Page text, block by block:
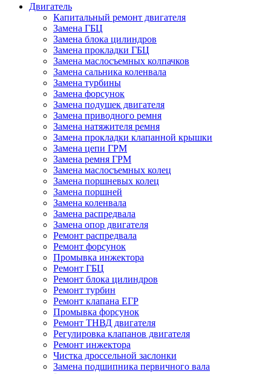
Двигатель
Капитальный ремонт двигателя
Замена ГБЦ
Замена блока цилиндров
Замена прокладки ГБЦ
Замена маслосъемных колпачков
Замена сальника коленвала
Замена турбины
Замена форсунок
Замена подушек двигателя
Замена приводного ремня
Замена натяжителя ремня
Замена прокладки клапанной крышки
Замена цепи ГРМ
Замена ремня ГРМ
Замена маслосъемных колец
Замена поршневых колец
Замена поршней
Замена коленвала
Замена распредвала
Замена опор двигателя
Ремонт распредвала
Ремонт форсунок
Промывка инжектора
Ремонт ГБЦ
Ремонт блока цилиндров
Ремонт турбин
Ремонт клапана ЕГР
Промывка форсунок
Ремонт ТНВД двигателя
Регулировка клапанов двигателя
Ремонт инжектора
Чистка дроссельной заслонки
Замена подшипника первичного вала